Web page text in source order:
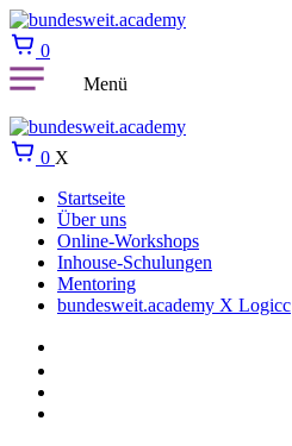
0
Menü
0 X
Startseite
Über uns
Online-Workshops
Inhouse-Schulungen
Mentoring
bundesweit.academy X Logicc